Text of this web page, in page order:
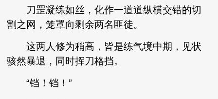
刀罡凝练如丝，化作一道道纵横交错的切
割之网，笼罩向剩余两名匪徒。
这两人修为稍高，皆是练气境中期，见状
骇然暴退，同时挥刀格挡。
“铛！铛！”